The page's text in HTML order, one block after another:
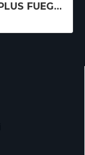
DELTA PLUS FUEGO ENTEGRE GÖZLÜK